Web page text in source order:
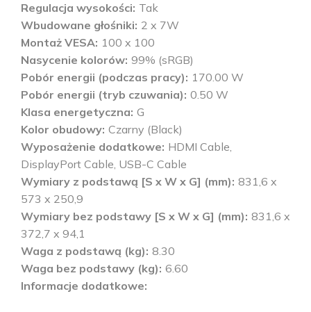
Regulacja wysokości Tak
Wbudowane głośniki 2 x 7W
Montaż VESA 100 x 100
Nasycenie kolorów 99% (sRGB)
Pobór energii (podczas pracy)
170.00 W
Pobór energii (tryb czuwania) 0.50 W
Klasa energetyczna G
Kolor obudowy Czarny (Black)
Wyposażenie dodatkowe HDMI Cable,
DisplayPort Cable, USB-C Cable
Wymiary z podstawą [S x W x G] (mm) 831,6 x
573 x 250,9
Wymiary bez podstawy [S x W x G] (mm) 831,6 x
372,7 x 94,1
Waga z podstawą (kg) 8.30
Waga bez podstawy (kg) 6.60
Informacje dodatkowe